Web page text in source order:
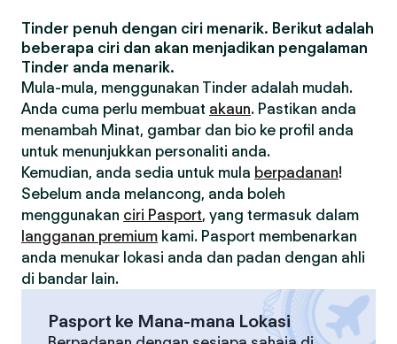
Tinder penuh dengan ciri menarik. Berikut adalah
beberapa ciri dan akan menjadikan pengalaman
Tinder anda menarik.
Mula-mula, menggunakan Tinder adalah mudah.
Anda cuma perlu membuat akaun. Pastikan anda
menambah Minat, gambar dan bio ke profil anda
untuk menunjukkan personaliti anda.
Kemudian, anda sedia untuk mula berpadanan!
Sebelum anda melancong, anda boleh
menggunakan ciri Pasport, yang termasuk dalam
langganan premium kami. Pasport membenarkan
anda menukar lokasi anda dan padan dengan ahli
di bandar lain.
Pasport ke Mana-mana Lokasi